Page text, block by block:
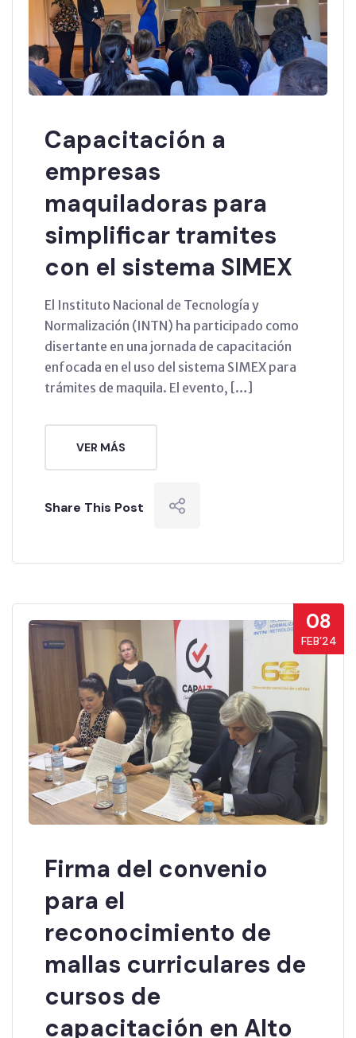
Capacitación a
empresas
maquiladoras para
simplificar tramites
con el sistema SIMEX
El Instituto Nacional de Tecnología y
Normalización (INTN) ha participado como
disertante en una jornada de capacitación
enfocada en el uso del sistema SIMEX para
trámites de maquila. El evento, […]
VER MÁS
Share This Post
08
FEB’24
Firma del convenio
para el
reconocimiento de
mallas curriculares de
cursos de
capacitación en Alto